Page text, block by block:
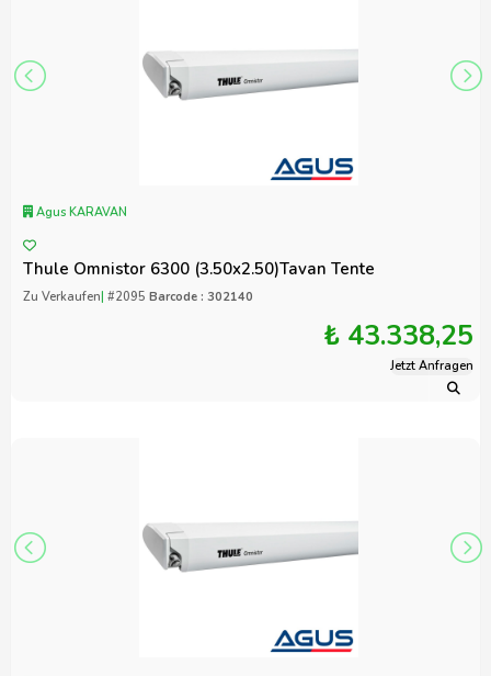
Agus KARAVAN
Thule Omnistor 6300 (3.50x2.50)Tavan Tente
Zu Verkaufen| #2095 Barcode : 302140
₺ 43.338,25
Jetzt Anfragen